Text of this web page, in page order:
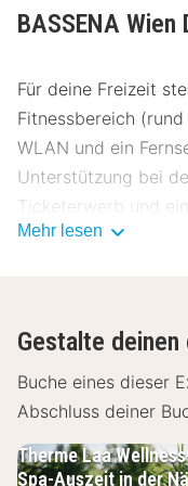
BASSENA Wien
Für deine Freizeit
Fitnessbereich
WLAN und ein
Unterstützung bei
Ticketerwerb und
angeboten.
auch eine
Bar/Lounge stillen.
06:30 Uhr bis 10:30
Zum Angebot
Mehr lesen
Gestalte
Buche eines dieser
Abschluss deiner
Therme Laa
Spa-Auszeit in der